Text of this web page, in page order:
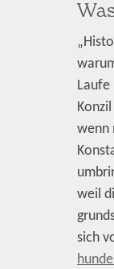
Laufe
wenn
weil
sich